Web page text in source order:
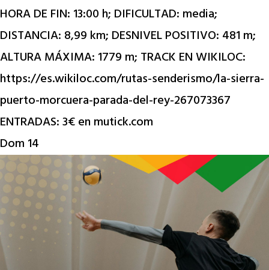
HORA DE FIN: 13:00 h; DIFICULTAD: media;
DISTANCIA: 8,99 km; DESNIVEL POSITIVO: 481 m;
ALTURA MÁXIMA: 1779 m; TRACK EN WIKILOC:
https://es.wikiloc.com/rutas-senderismo/la-sierra-
puerto-morcuera-parada-del-rey-267073367
ENTRADAS: 3€ en mutick.com
Dom 14